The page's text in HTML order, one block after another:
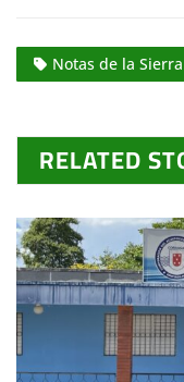
Notas de la Sierra
RELATED